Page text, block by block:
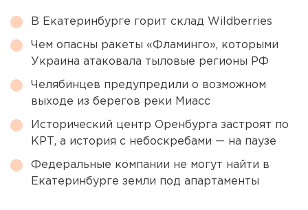
В Екатеринбурге горит склад Wildberries
Чем опасны ракеты «Фламинго», которыми
Украина атаковала тыловые регионы РФ
Челябинцев предупредили о возможном
выходе из берегов реки Миасс
Исторический центр Оренбурга застроят по
КРТ, а история с небоскребами — на паузе
Федеральные компании не могут найти в
Екатеринбурге земли под апартаменты